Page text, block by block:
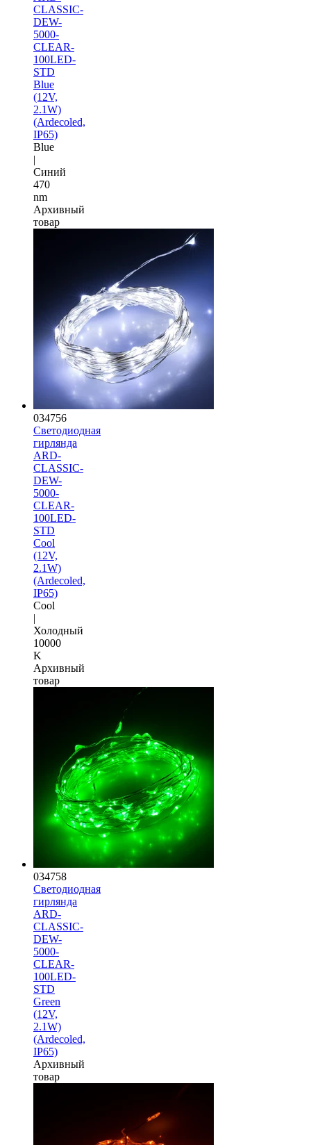
CLASSIC-
DEW-
5000-
CLEAR-
100LED-
STD
Blue
(12V,
2.1W)
(Ardecoled,
IP65)
Blue
|
Синий
470
nm
Архивный
товар
034756
Светодиодная
гирлянда
ARD-
CLASSIC-
DEW-
5000-
CLEAR-
100LED-
STD
Cool
(12V,
2.1W)
(Ardecoled,
IP65)
Cool
|
Холодный
10000
K
Архивный
товар
034758
Светодиодная
гирлянда
ARD-
CLASSIC-
DEW-
5000-
CLEAR-
100LED-
STD
Green
(12V,
2.1W)
(Ardecoled,
IP65)
Архивный
товар